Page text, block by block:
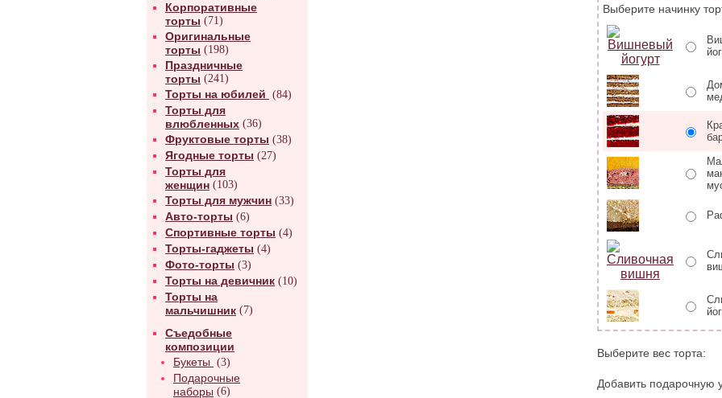
Корпоративные
торты (71)
Оригинальные
торты (198)
Праздничные
торты (241)
Торты на юбилей (84)
Торты для
влюбленных (36)
Фруктовые торты (38)
Ягодные торты (27)
Торты для
женщин (103)
Торты для мужчин (33)
Авто-торты (6)
Спортивные торты (4)
Торты-гаджеты (4)
Фото-торты (3)
Торты на девичник (10)
Торты на
мальчишник (7)
Съедобные
композиции
Букеты (3)
Подарочные
наборы (6)
Выберите начинку
Выберите вес торта:
Добавить подарочную